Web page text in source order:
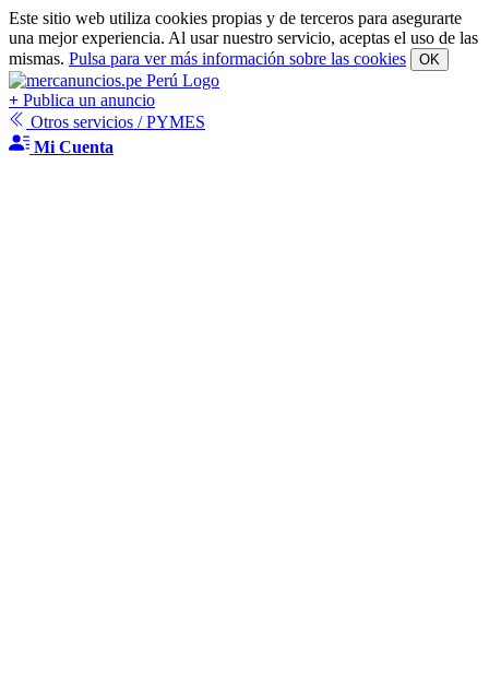
Este sitio web utiliza cookies propias y de terceros para asegurarte
una mejor experiencia. Al usar nuestro servicio, aceptas el uso de las
mismas. Pulsa para ver más información sobre las cookies OK
+ Publica un anuncio
Otros servicios / PYMES
Mi Cuenta